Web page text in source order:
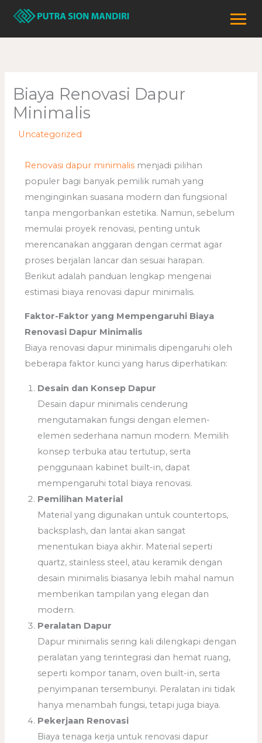
Lewati
konten
Biaya Renovasi Dapur
Minimalis
Uncategorized
Renovasi dapur minimalis menjadi pilihan
populer bagi banyak pemilik rumah yang
menginginkan suasana modern dan fungsional
tanpa mengorbankan estetika. Namun, sebelum
memulai proyek renovasi, penting untuk
merencanakan anggaran dengan cermat agar
proses berjalan lancar dan sesuai harapan.
Berikut adalah panduan lengkap mengenai
estimasi biaya renovasi dapur minimalis.
Faktor-Faktor yang Mempengaruhi Biaya
Renovasi Dapur Minimalis
Biaya renovasi dapur minimalis dipengaruhi oleh
beberapa faktor kunci yang harus diperhatikan:
Desain dan Konsep Dapur
Desain dapur minimalis cenderung
mengutamakan fungsi dengan elemen-
elemen sederhana namun modern. Memilih
konsep terbuka atau tertutup, serta
penggunaan kabinet built-in, dapat
mempengaruhi total biaya renovasi.
Pemilihan Material
Material yang digunakan untuk countertops,
backsplash, dan lantai akan sangat
menentukan biaya akhir. Material seperti
quartz, stainless steel, atau keramik dengan
desain minimalis biasanya lebih mahal namun
memberikan tampilan yang elegan dan
modern.
Peralatan Dapur
Dapur minimalis sering kali dilengkapi dengan
peralatan yang terintegrasi dan hemat ruang,
seperti kompor tanam, oven built-in, serta
penyimpanan tersembunyi. Peralatan ini tidak
hanya menambah fungsi, tetapi juga biaya.
Pekerjaan Renovasi
Biaya tenaga kerja untuk renovasi dapur